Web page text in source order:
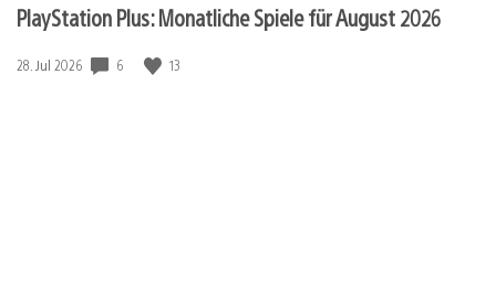
PlayStation Plus: Monatliche Spiele für August 2026
Veröffentlichungsdatum:
28. Jul 2026 6 13